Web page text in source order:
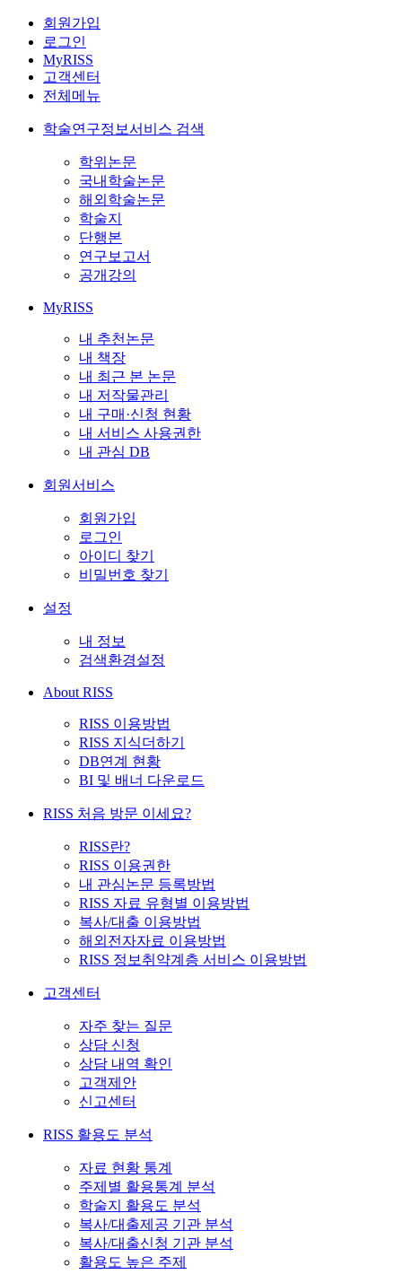
회원가입
로그인
MyRISS
고객센터
전체메뉴
학술연구정보서비스 검색
학위논문
국내학술논문
해외학술논문
학술지
단행본
연구보고서
공개강의
MyRISS
내 추천논문
내 책장
내 최근 본 논문
내 저작물관리
내 구매·신청 현황
내 서비스 사용권한
내 관심 DB
회원서비스
회원가입
로그인
아이디 찾기
비밀번호 찾기
설정
내 정보
검색환경설정
About RISS
RISS 이용방법
RISS 지식더하기
DB연계 현황
BI 및 배너 다운로드
RISS 처음 방문 이세요?
RISS란?
RISS 이용권한
내 관심논문 등록방법
RISS 자료 유형별 이용방법
복사/대출 이용방법
해외전자자료 이용방법
RISS 정보취약계층 서비스 이용방법
고객센터
자주 찾는 질문
상담 신청
상담 내역 확인
고객제안
신고센터
RISS 활용도 분석
자료 현황 통계
주제별 활용통계 분석
학술지 활용도 분석
복사/대출제공 기관 분석
복사/대출신청 기관 분석
활용도 높은 주제